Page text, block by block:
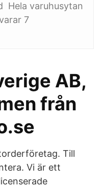
Hela varuhusytan
7
AB,
från
Till
Vi är ett